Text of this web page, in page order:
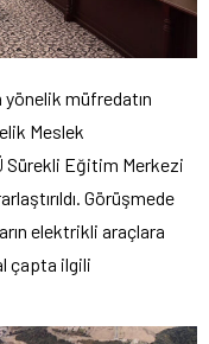
müfredatın
Meslek
Sürekli Eğitim Merkezi
Görüşmede
elektrikli araçlara
çapta ilgili